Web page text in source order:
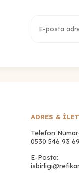
ADRES &
Telefon
0530 546 93 69
E-Posta: